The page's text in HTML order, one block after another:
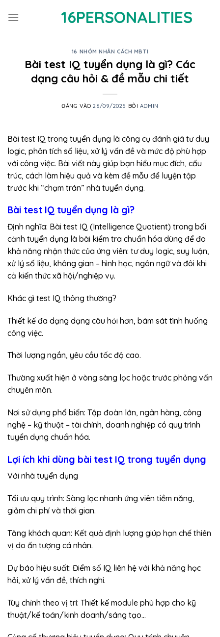
qua
16PERSONALITIES
16 NHÓM NHÂN CÁCH MBTI
Bài test IQ tuyển dụng là gì? Các
dạng câu hỏi & đề mẫu chi tiết
ĐĂNG VÀO26/09/2025 BỞI ADMIN
Bài test IQ trong tuyển dụng là công cụ đánh giá tư duy
logic, phân tích số liệu, xử lý vấn đề và mức độ phù hợp
với công việc. Bài viết này giúp bạn hiểu mục đích, cấu
trúc, cách làm hiệu quả và kèm đề mẫu để luyện tập
trước khi “chạm trán” nhà tuyển dụng.
Bài test IQ tuyển dụng là gì?
Định nghĩa: Bài test IQ (Intelligence Quotient) trong bối
cảnh tuyển dụng là bài kiểm tra chuẩn hóa dùng để đo
khả năng nhận thức của ứng viên: tư duy logic, suy luận,
xử lý số liệu, không gian – hình học, ngôn ngữ và đôi khi
cả kiến thức xã hội/nghiệp vụ.
Khác gì test IQ thông thường?
Thiết kế đa dạng dạng câu hỏi hơn, bám sát tình huống
công việc.
Thời lượng ngắn, yêu cầu tốc độ cao.
Thường xuất hiện ở vòng sàng lọc hoặc trước phỏng vấn
chuyên môn.
Nơi sử dụng phổ biến: Tập đoàn lớn, ngân hàng, công
nghệ – kỹ thuật – tài chính, doanh nghiệp có quy trình
tuyển dụng chuẩn hóa.
Lợi ích khi dùng bài test IQ trong tuyển dụng
Với nhà tuyển dụng
Tối ưu quy trình: Sàng lọc nhanh ứng viên tiềm năng,
giảm chi phí và thời gian.
Tăng khách quan: Kết quả định lượng giúp hạn chế thiên
vị do ấn tượng cá nhân.
Dự báo hiệu suất: Điểm số IQ liên hệ với khả năng học
hỏi, xử lý vấn đề, thích nghi.
Tùy chỉnh theo vị trí: Thiết kế module phù hợp cho kỹ
thuật/kế toán/kinh doanh/sáng tạo…